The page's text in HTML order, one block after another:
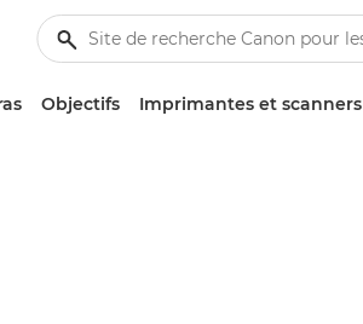
Objectifs Imprimantes et scanners